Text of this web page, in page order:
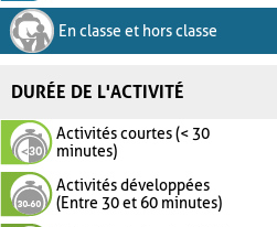
En classe et hors classe
DURÉE DE L'ACTIVITÉ
Activités courtes (< 30
minutes)
Activités développées
(Entre 30 et 60 minutes)